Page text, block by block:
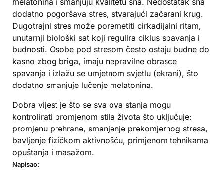
dodatno pogoršava stres, stvarajući začarani krug.
Dugotrajni stres može poremetiti cirkadijalni ritam,
unutarnji biološki sat koji regulira ciklus spavanja i
budnosti. Osobe pod stresom često ostaju budne do
kasno zbog briga, imaju nepravilne obrasce
spavanja i izlažu se umjetnom svjetlu (ekrani), što
dodatno smanjuje lučenje melatonina.
Dobra vijest je što se sva ova stanja mogu
kontrolirati promjenom stila života što uključuje:
promjenu prehrane, smanjenje prekomjernog stresa,
bavljenje fizičkom aktivnošću, primjenom tehnikama
opuštanja i masažom.
Napisao: